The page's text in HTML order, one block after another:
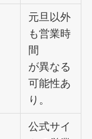
元旦以外
も営業時
間
が異なる
可能性あ
り。
公式サイ